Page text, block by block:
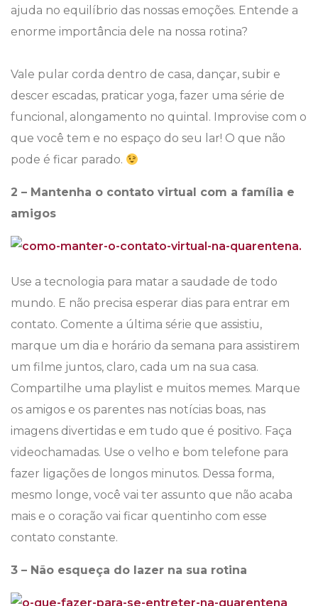
ajuda no equilíbrio das nossas emoções. Entende a
enorme importância dele na nossa rotina?
Vale pular corda dentro de casa, dançar, subir e
descer escadas, praticar yoga, fazer uma série de
funcional, alongamento no quintal. Improvise com o
que você tem e no espaço do seu lar! O que não
pode é ficar parado.
2 – Mantenha o contato virtual com a família e
amigos
Use a tecnologia para matar a saudade de todo
mundo. E não precisa esperar dias para entrar em
contato. Comente a última série que assistiu,
marque um dia e horário da semana para assistirem
um filme juntos, claro, cada um na sua casa.
Compartilhe uma playlist e muitos memes. Marque
os amigos e os parentes nas notícias boas, nas
imagens divertidas e em tudo que é positivo. Faça
videochamadas. Use o velho e bom telefone para
fazer ligações de longos minutos. Dessa forma,
mesmo longe, você vai ter assunto que não acaba
mais e o coração vai ficar quentinho com esse
contato constante.
3 – Não esqueça do lazer na sua rotina